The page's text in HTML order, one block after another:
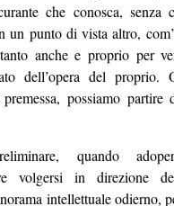
che conosca, senza
un punto di vista altro,
anche e proprio per
dell’opera del proprio.
premessa, possiamo partire
quando
volgersi in direzione
intellettuale odierno,